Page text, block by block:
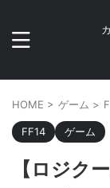
HOME > ゲーム >
FF14 ゲーム
【ロジク